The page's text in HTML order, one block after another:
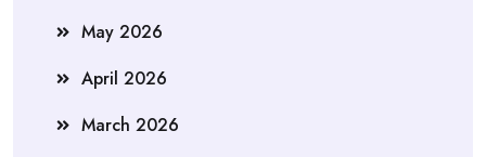
May 2026
April 2026
March 2026